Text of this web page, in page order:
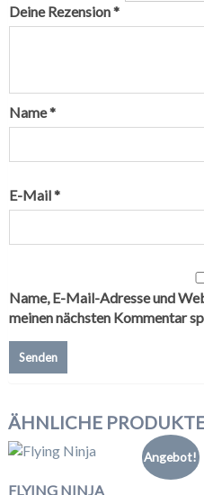
Deine Rezension*
Name*
E-Mail*
Name, E-Mail-Adresse und
meinen nächsten Kommentar
ÄHNLICHE
Angebot!
FLYING NINJA